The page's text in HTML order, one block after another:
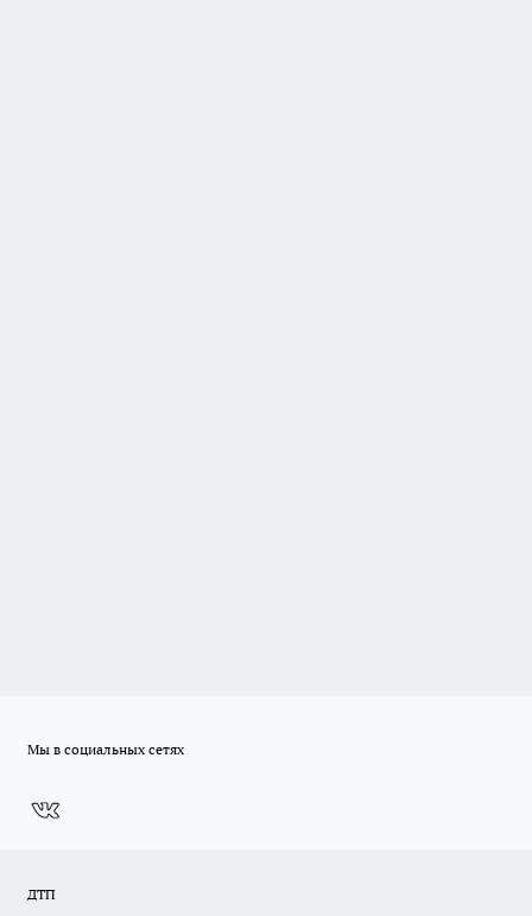
Мы в социальных сетях
ДТП